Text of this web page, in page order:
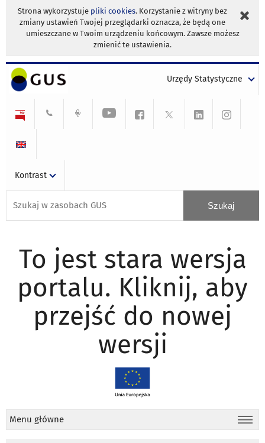
Strona wykorzystuje pliki cookies. Korzystanie z witryny bez
zmiany ustawień Twojej przeglądarki oznacza, że będą one
umieszczane w Twoim urządzeniu końcowym. Zawsze możesz
zmienić te ustawienia.
Urzędy Statystyczne
Kontrast
To jest stara wersja
portalu. Kliknij, aby
przejść do nowej
wersji
Menu główne